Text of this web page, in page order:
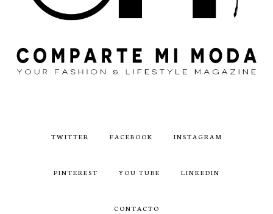
TWITTER FACEBOOK INSTAGRAM
PINTEREST YOU TUBE LINKEDIN
CONTACTO